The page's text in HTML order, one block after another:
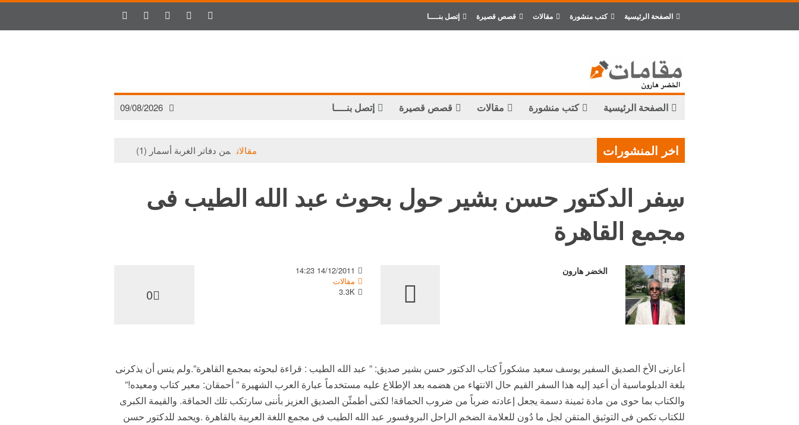
الصفحة الرئيسية كتب منشورة مقالات قصص قصيرة إتصل بنــــا
الصفحة الرئيسية كتب منشورة مقالات قصص قصيرة إتصل بنــــا 09/08/2026
اخر المنشورات مقالات من دفاتر الغربة أسمار (1)
سِفر الدكتور حسن بشير حول بحوث عبد الله الطيب فى
مجمع القاهرة
الخضر هارون
14/12/2011 14:23
مقالات
3.3K
0
أعارنى الأخ الصديق السفير يوسف سعيد مشكوراً كتاب الدكتور حسن بشير صديق: ” عبد الله الطيب : قراءة لبحوثه بمجمع القاهرة”.ولم ينس أن يذكرنى
بلغة الدبلوماسية أن أعيد إليه هذا السفر القيم حال الانتهاء من هضمه بعد الإطلاع عليه مستخدماً عبارة العرب الشهيرة ” أحمقان: معير كتاب ومعيده!”
والكتاب بما حوى من مادة ثمينة دسمة يجعل إعادته ضرباً من ضروب الحماقة! لكنى أطمئّن الصديق العزيز بأننى سارتكب تلك الحماقة. والقيمة الكبرى
للكتاب تكمن فى التوثيق المتقن لجل ما دُون للعلامة الضخم الراحل البروفسور عبد الله الطيب فى مجمع اللغة العربية بالقاهرة .ويحمد للدكتور حسن